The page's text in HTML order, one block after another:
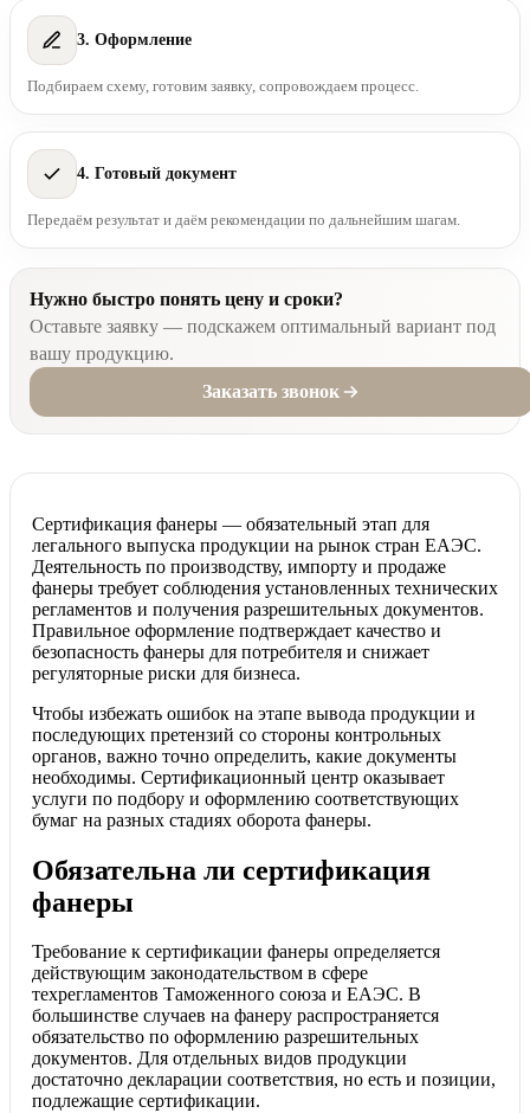
3. Оформление
Подбираем схему, готовим заявку, сопровождаем процесс.
4. Готовый документ
Передаём результат и даём рекомендации по дальнейшим шагам.
Нужно быстро понять цену и сроки?
Оставьте заявку — подскажем оптимальный вариант под
вашу продукцию.
Заказать звонок
Сертификация фанеры — обязательный этап для
легального выпуска продукции на рынок стран ЕАЭС.
Деятельность по производству, импорту и продаже
фанеры требует соблюдения установленных технических
регламентов и получения разрешительных документов.
Правильное оформление подтверждает качество и
безопасность фанеры для потребителя и снижает
регуляторные риски для бизнеса.
Чтобы избежать ошибок на этапе вывода продукции и
последующих претензий со стороны контрольных
органов, важно точно определить, какие документы
необходимы. Сертификационный центр оказывает
услуги по подбору и оформлению соответствующих
бумаг на разных стадиях оборота фанеры.
Обязательна ли сертификация
фанеры
Требование к сертификации фанеры определяется
действующим законодательством в сфере
техрегламентов Таможенного союза и ЕАЭС. В
большинстве случаев на фанеру распространяется
обязательство по оформлению разрешительных
документов. Для отдельных видов продукции
достаточно декларации соответствия, но есть и позиции,
подлежащие сертификации.